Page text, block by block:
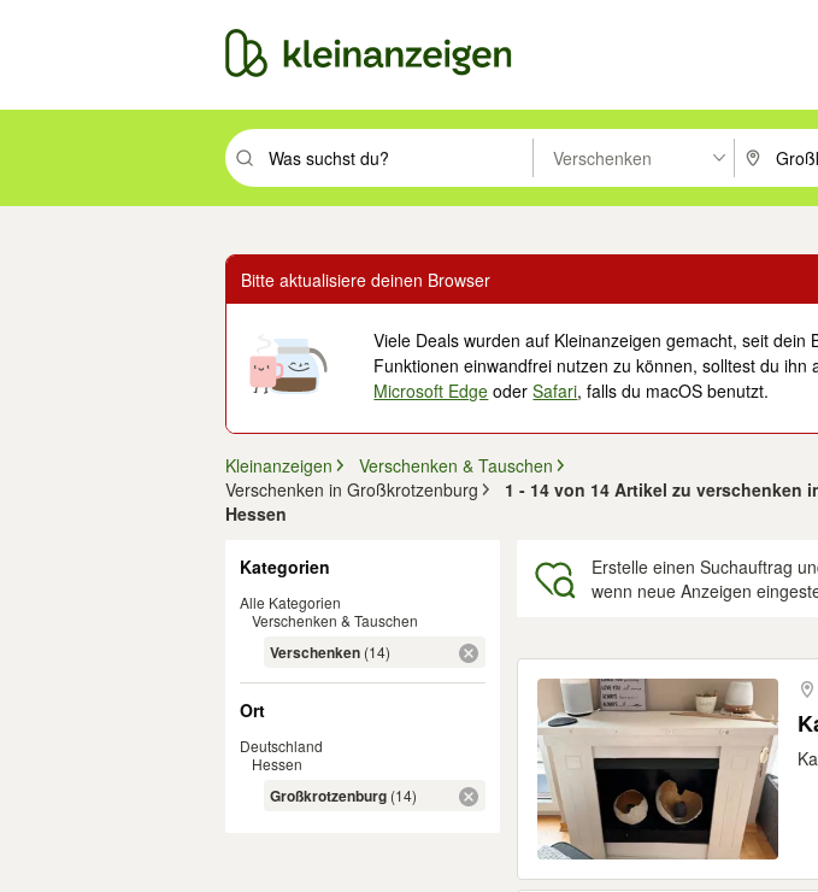
Suchbegriff eingeben. Eingabetaste drücken um zu suchen, oder
Verschenken PLZ
Bitte aktualisiere deinen Browser
Viele Deals wurden auf Kleinanzeigen gemacht, seit
Funktionen einwandfrei nutzen zu können, solltest du
Microsoft Edge oderSafari, falls du macOS benutzt.
Kleinanzeigen
Verschenken & Tauschen
Verschenken in Großkrotzenburg
1 - 14 von 14 Artikel zu verschenken
Hessen
Kategorien
Alle Kategorien
Verschenken & Tauschen
Verschenken (14)
Ort
Deutschland
Hessen
Großkrotzenburg (14)
Erstelle einen Suchauftrag
wenn neue Anzeigen